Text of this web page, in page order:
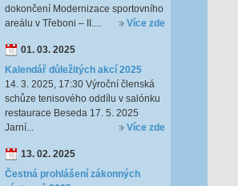
dokončení Modernizace sportovního
areálu v Třeboni – II....
Více zde
01. 03. 2025
Kalendář důležitých akcí 2025
14. 3. 2025, 17:30 Výroční členská
schůze tenisového oddílu v salónku
restaurace Beseda 17. 5. 2025
Jarní...
Více zde
13. 02. 2025
Čestná prohlášení zákonných